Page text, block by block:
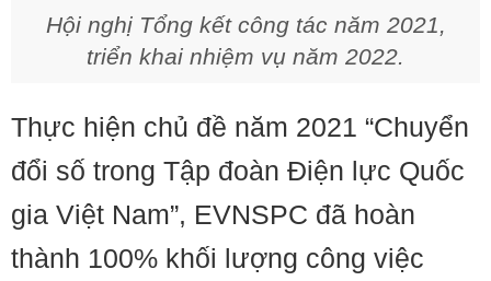
Hội nghị Tổng kết công tác năm 2021,
triển khai nhiệm vụ năm 2022.
Thực hiện chủ đề năm 2021 “Chuyển
đổi số trong Tập đoàn Điện lực Quốc
gia Việt Nam”, EVNSPC đã hoàn
thành 100% khối lượng công việc